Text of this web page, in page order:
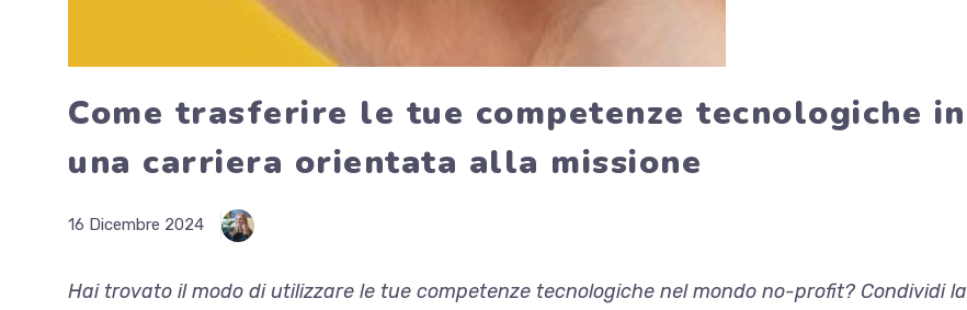
Come trasferire le tue competenze tecnologiche in
una carriera orientata alla missione
16 Dicembre 2024
Hai trovato il modo di utilizzare le tue competenze tecnologiche nel mondo no-profit? Condividi la